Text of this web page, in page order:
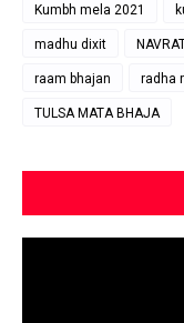
Kumbh mela 2021
madhu dixit
raam bhajan radha
TULSA MATA BHAJA